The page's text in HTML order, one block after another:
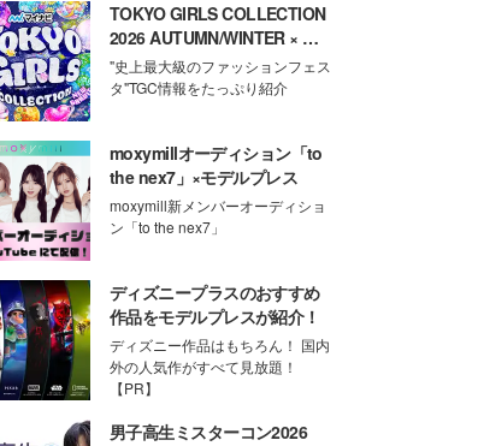
TOKYO GIRLS COLLECTION
2026 AUTUMN/WINTER × モ
デルプレス
"史上最大級のファッションフェス
タ"TGC情報をたっぷり紹介
moxymillオーディション「to
the nex7」×モデルプレス
moxymill新メンバーオーディショ
ン「to the nex7」
ディズニープラスのおすすめ
作品をモデルプレスが紹介！
ディズニー作品はもちろん！ 国内
外の人気作がすべて見放題！
【PR】
男子高生ミスターコン2026